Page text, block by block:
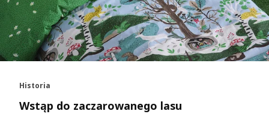
Historia
Wstąp do zaczarowanego lasu